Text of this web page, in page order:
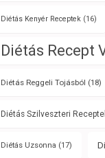
Diétás Kenyér Receptek(16)
Diétás Recept
Diétás Reggeli Tojásból (18)
Diétás Szilveszteri
Diétás Uzsonna (17)